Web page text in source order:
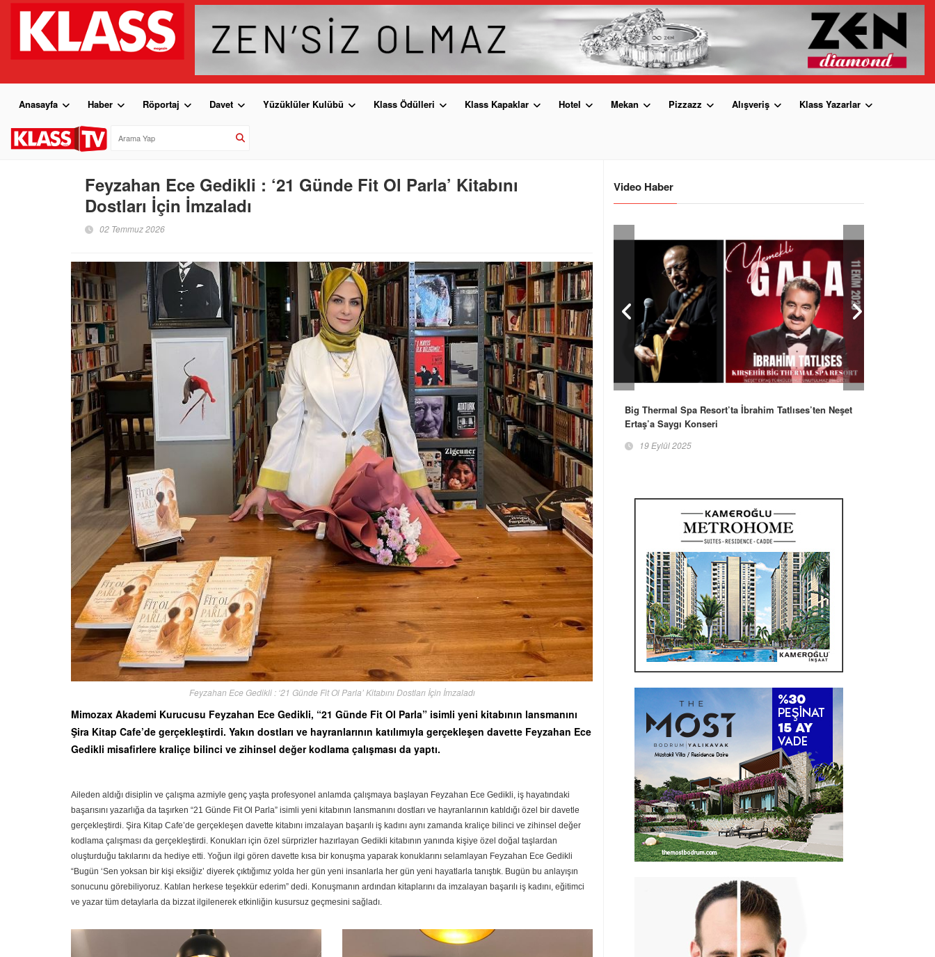
Anasayfa Haber Röportaj Davet Yüzüklüler Kulübü Klass Ödülleri Klass Kapaklar Hotel Mekan Pizzazz Alışveriş Klass Yazarlar
Feyzahan Ece Gedikli : ‘21 Günde Fit Ol Parla’ Kitabını
Dostları İçin İmzaladı
02 Temmuz 2026
Feyzahan Ece Gedikli : ‘21 Günde Fit Ol Parla’ Kitabını Dostları İçin İmzaladı
Mimozax Akademi Kurucusu Feyzahan Ece Gedikli, “21 Günde Fit Ol Parla” isimli yeni kitabının lansmanını
Şira Kitap Cafe’de gerçekleştirdi. Yakın dostları ve hayranlarının katılımıyla gerçekleşen davette Feyzahan Ece
Gedikli misafirlere kraliçe bilinci ve zihinsel değer kodlama çalışması da yaptı.
Aileden aldığı disiplin ve çalışma azmiyle genç yaşta profesyonel anlamda çalışmaya başlayan Feyzahan Ece Gedikli, iş hayatındaki
başarısını yazarlığa da taşırken “21 Günde Fit Ol Parla” isimli yeni kitabının lansmanını dostları ve hayranlarının katıldığı özel bir davetle
gerçekleştirdi. Şira Kitap Cafe’de gerçekleşen davette kitabını imzalayan başarılı iş kadını aynı zamanda kraliçe bilinci ve zihinsel değer
kodlama çalışması da gerçekleştirdi. Konukları için özel sürprizler hazırlayan Gedikli kitabının yanında kişiye özel doğal taşlardan
oluşturduğu takılarını da hediye etti. Yoğun ilgi gören davette kısa bir konuşma yaparak konuklarını selamlayan Feyzahan Ece Gedikli
“Bugün ‘Sen yoksan bir kişi eksiğiz’ diyerek çıktığımız yolda her gün yeni insanlarla her gün yeni hayatlarla tanıştık. Bugün bu anlayışın
sonucunu görebiliyoruz. Katılan herkese teşekkür ederim” dedi. Konuşmanın ardından kitaplarını da imzalayan başarılı iş kadını, eğitimci
ve yazar tüm detaylarla da bizzat ilgilenerek etkinliğin kusursuz geçmesini sağladı.
Video Haber
Big Thermal Spa Resort’ta İbrahim Tatlıses’ten Neşet
Ertaş’a Saygı Konseri
19 Eylül 2025